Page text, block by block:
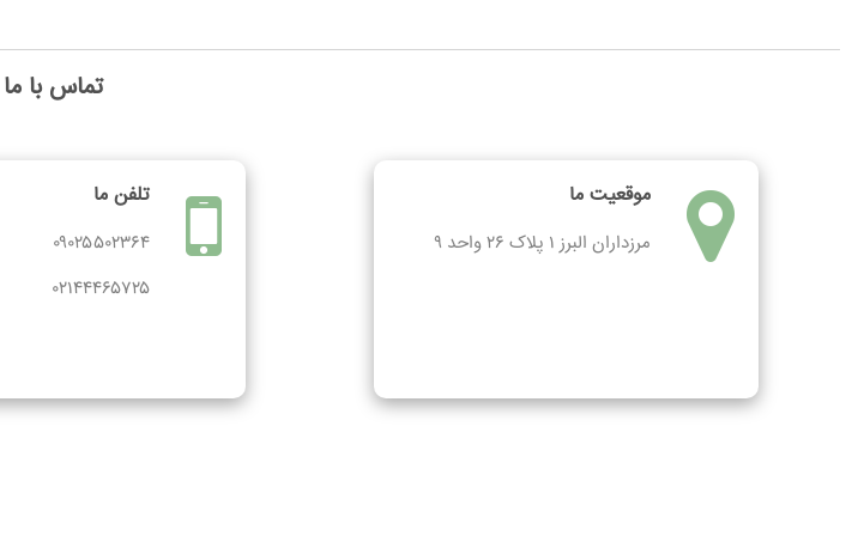
تماس با ما
موقعیت ما
مرزداران البرز ۱ پلاک ۲۶ واحد ۹
تلفن ما
۰۹۰۲۵۵۰۲۳۶۴
۰۲۱۴۴۴۶۵۷۲۵